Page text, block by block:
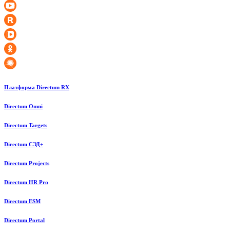
Платформа Directum RX
Directum Omni
Directum Targets
Directum СЭД+
Directum Projects
Directum HR Pro
Directum ESM
Directum Portal